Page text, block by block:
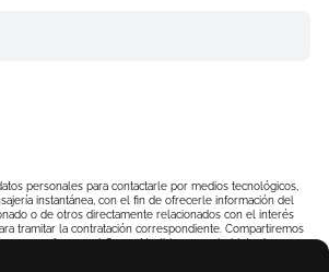
personales para contactarle por medios tecnológicos,
instantánea, con el fin de ofrecerle información del
o de otros directamente relacionados con el interés
tramitar la contratación correspondiente. Compartiremos
que conforman elGrupo Northius, con el objeto de que